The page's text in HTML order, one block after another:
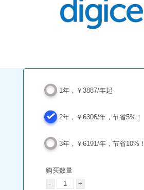
1年，￥3887/年起
2年，￥6306/年，节省5%！
3年，￥6191/年，节省10%！
购买数量